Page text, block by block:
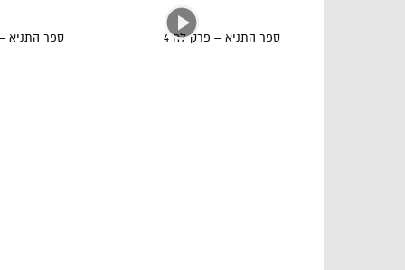
ספר התניא ספר התניא – פרק לח 4